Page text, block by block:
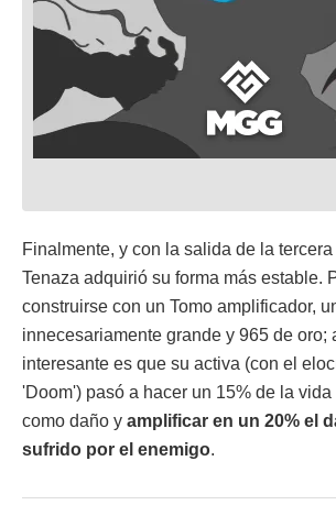
Finalmente, y con la salida de la
Tenaza adquirió su forma más estable.
construirse con un Tomo amplificador,
innecesariamente grande y 965 de oro;
interesante es que su activa (con el
'Doom') pasó a hacer un 15% de la vida
como daño y amplificar en un 20% el
sufrido por el enemigo.